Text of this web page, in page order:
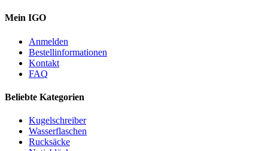
Mein IGO
Anmelden
Bestellinformationen
Kontakt
FAQ
Beliebte Kategorien
Kugelschreiber
Wasserflaschen
Rucksäcke